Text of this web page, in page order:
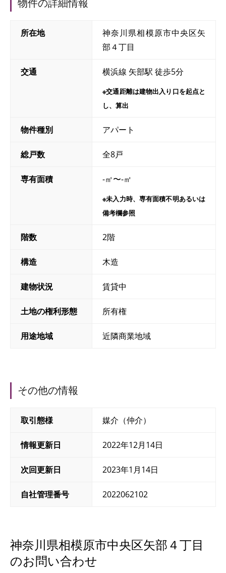
物件の詳細情報
所在地
神奈川県相模原市中央区矢
部４丁目
交通 横浜線 矢部駅 徒歩5分
※交通距離は建物出入り口を起点と
し、算出
物件種別 アパート
総戸数 全8戸
専有面積 -㎡〜-㎡
※未入力時、専有面積不明あるいは
備考欄参照
階数 2階
構造 木造
建物状況 賃貸中
土地の権利形態 所有権
用途地域 近隣商業地域
その他の情報
取引態様 媒介（仲介）
情報更新日 2022年12月14日
次回更新日 2023年1月14日
自社管理番号 2022062102
神奈川県相模原市中央区矢部４丁目
のお問い合わせ